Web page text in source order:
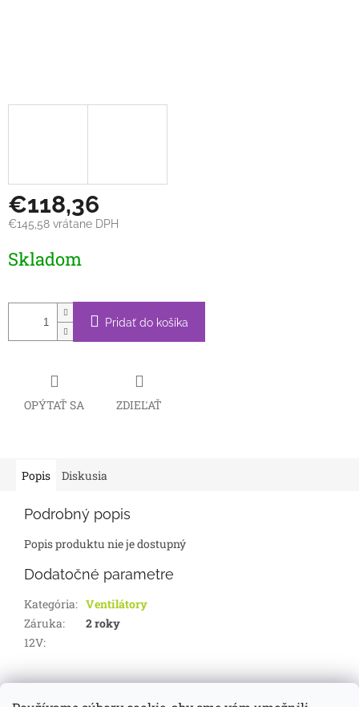
€118,36
€145,58 vrátane DPH
cena:
Skladom
Pridať do košíka
OPÝTAŤ SA ZDIEĽAŤ
Popis Diskusia
Podrobný popis
Popis produktu nie je dostupný
Dodatočné parametre
Kategória: Ventilátory
Záruka:
2 roky
12V:
Z